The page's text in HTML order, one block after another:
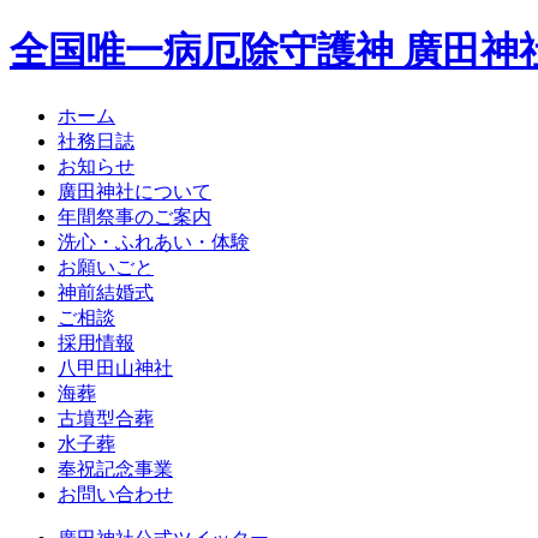
全国唯一病厄除守護神 廣田神
ホーム
社務日誌
お知らせ
廣田神社について
年間祭事のご案内
洗心・ふれあい・体験
お願いごと
神前結婚式
ご相談
採用情報
八甲田山神社
海葬
古墳型合葬
水子葬
奉祝記念事業
お問い合わせ